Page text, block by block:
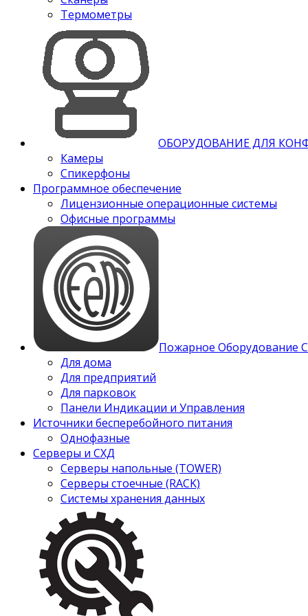
Термометры
ОБОРУДОВАНИЕ ДЛЯ
Камеры
Спикерфоны
Программное обеспечение
Лицензионные операционные системы
Офисные программы
Пожарное Оборудование
Для дома
Для предприятий
Для парковок
Панели Индикации и Управления
Источники бесперебойного питания
Однофазные
Серверы и СХД
Серверы напольные (TOWER)
Серверы стоечные (RACK)
Системы хранения данных